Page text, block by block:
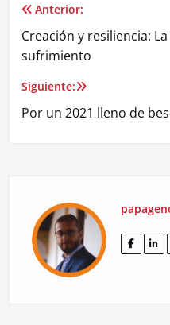
Navegación
de
entradas
Anterior:
Creación y resiliencia:
sufrimiento
Siguiente:
Por un 2021 lleno de